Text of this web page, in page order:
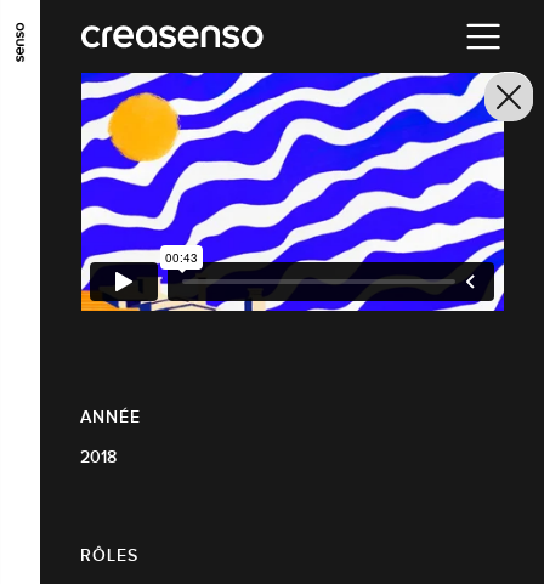
ALLER AU CONTENU PRINCIPAL
ALLER AU MENU PRINCIPAL
ALLER EN BAS DE PAGE
ANNÉE
2018
RÔLES